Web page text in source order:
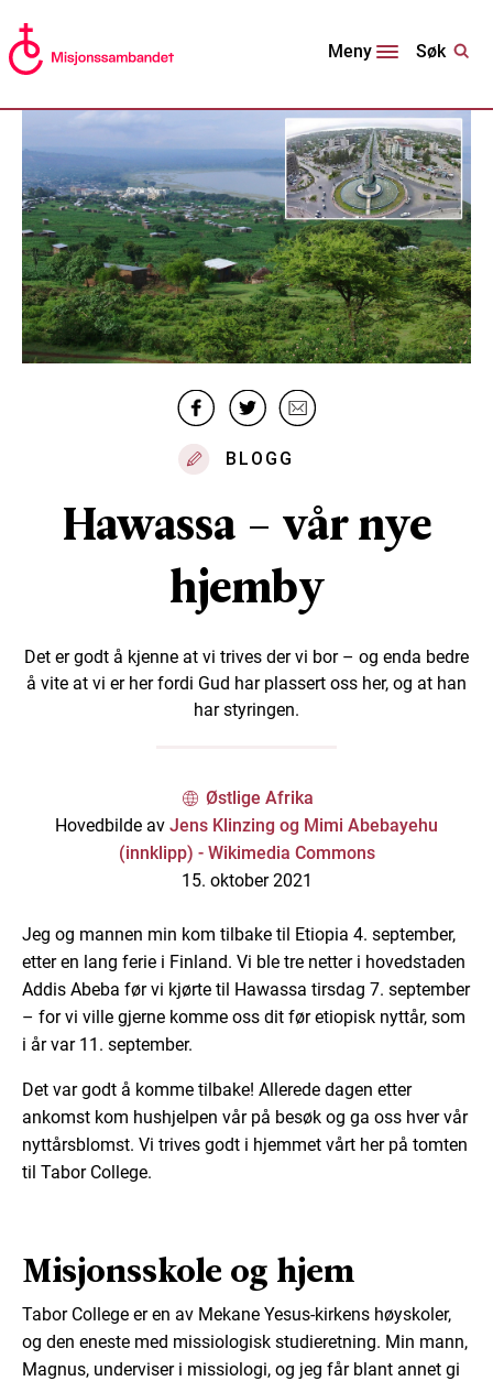
Meny Søk
BLOGG
Hawassa – vår nye
hjemby
Det er godt å kjenne at vi trives der vi bor – og enda bedre
å vite at vi er her fordi Gud har plassert oss her, og at han
har styringen.
Østlige Afrika
Hovedbilde av Jens Klinzing og Mimi Abebayehu
(innklipp) - Wikimedia Commons
15. oktober 2021
Jeg og mannen min kom tilbake til Etiopia 4. september,
etter en lang ferie i Finland. Vi ble tre netter i hovedstaden
Addis Abeba før vi kjørte til Hawassa tirsdag 7. september
– for vi ville gjerne komme oss dit før etiopisk nyttår, som
i år var 11. september.
Det var godt å komme tilbake! Allerede dagen etter
ankomst kom hushjelpen vår på besøk og ga oss hver vår
nyttårsblomst. Vi trives godt i hjemmet vårt her på tomten
til Tabor College.
Misjonsskole og hjem
Tabor College er en av Mekane Yesus-kirkens høyskoler,
og den eneste med missiologisk studieretning. Min mann,
Magnus, underviser i missiologi, og jeg får blant annet gi